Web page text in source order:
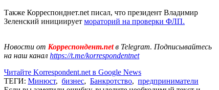
Также Корреспонднет.net писал, что президент Владимир
Зеленский инициирует мораторий на проверки ФЛП.
Новости от Корреспондент.netв Telegram. Подписывайтесь
на наш канал https://t.me/korrespondentnet
Читайте Korrespondent.net в Google News
ТЕГИ: Минюст, бизнес, Банкротство, предприниматели